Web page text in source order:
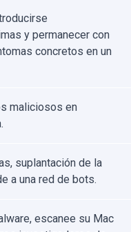
y permanecer con
concretos en un
maliciosos en
suplantación de la
a una red de bots.
escanee su Mac